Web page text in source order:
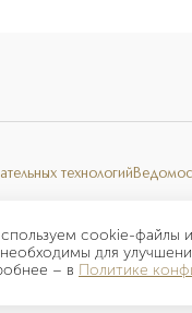
cookie-файлы
для
– в Политике
технологий